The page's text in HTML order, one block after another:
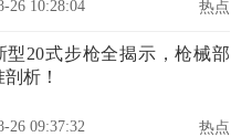
26 10:28:04 热点
型20式步枪全揭示，枪械部
析！
26 09:37:32 热点